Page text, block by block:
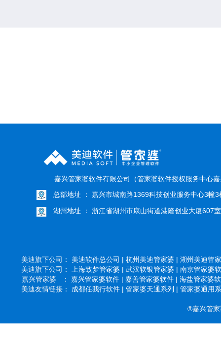
嘉兴管家婆软件有限公司（管家婆软件授权服务中心
总部地址 ： 嘉兴市城南路1369科技创业服务中心3幢3
湖州地址 ： 浙江省湖州市康山街道港隆创业大厦607室
美迪旗下公司： 美迪软件总公司 | 杭州美迪管家婆 | 湖州美迪管
美迪旗下公司：
上海致梦管家婆 | 武汉软银管家婆 | 南京管家婆
嘉兴管家婆 ： 嘉兴管家婆软件 | 嘉善管家婆软件 | 海盐管家婆
美迪友情链接： 成都任我行软件 | 管家婆天通系列 | 管家婆通用
®嘉兴管